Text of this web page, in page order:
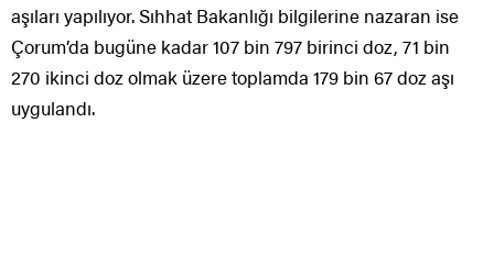
aşıları yapılıyor. Sıhhat Bakanlığı bilgilerine nazaran ise
Çorum’da bugüne kadar 107 bin 797 birinci doz, 71 bin
270 ikinci doz olmak üzere toplamda 179 bin 67 doz aşı
uygulandı.